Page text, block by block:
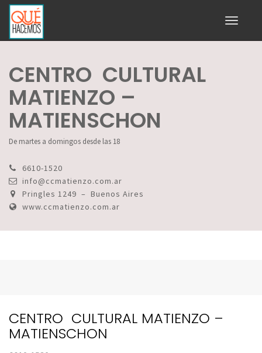
Toggle
CENTRO CULTURAL
MATIENZO –
MATIENSCHON
De martes a domingos desde las 18
6610-1520
info@ccmatienzo.com.ar
Pringles 1249 – Buenos Aires
www.ccmatienzo.com.ar
CENTRO CULTURAL MATIENZO –
MATIENSCHON